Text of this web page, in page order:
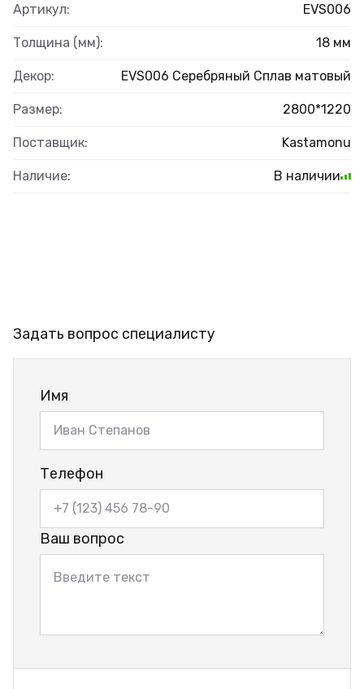
Артикул: EVS006
Толщина (мм): 18 мм
Декор: EVS006 Серебряный Сплав матовый
Размер: 2800*1220
Поставщик: Kastamonu
Наличие: В наличии
Задать вопрос специалисту
Имя
Телефон
Ваш вопрос